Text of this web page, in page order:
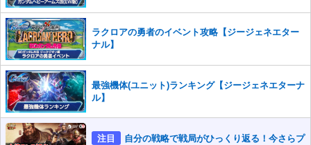
ラクロアの勇者のイベント攻略【ジージェネエター
ナル】
最強機体(ユニット)ランキング【ジージェネエターナ
ル】
注目
自分の戦略で戦局がひっくり返る！今さらプ